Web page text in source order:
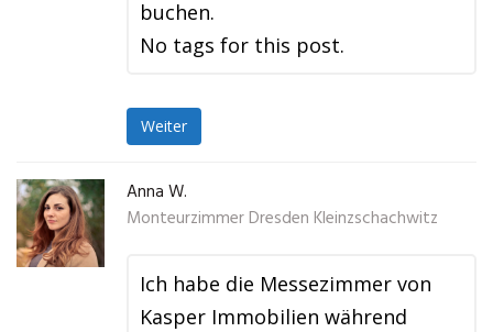
buchen.
No tags for this post.
Weiter
Anna W.
Monteurzimmer Dresden Kleinzschachwitz
Ich habe die Messezimmer von
Kasper Immobilien während